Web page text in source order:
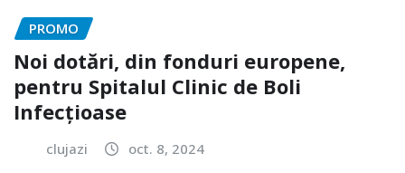
PROMO
Noi dotări, din fonduri europene,
pentru Spitalul Clinic de Boli
Infecțioase
clujazi oct. 8, 2024